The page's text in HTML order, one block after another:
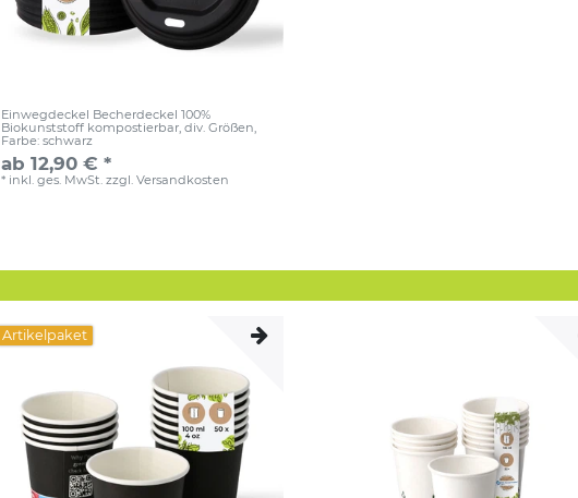
Einwegdeckel Becherdeckel 100%
Biokunststoff kompostierbar, div. Größen,
Farbe: schwarz
ab 12,90 € *
* inkl. ges. MwSt. zzgl.Versandkosten
Artikelpaket